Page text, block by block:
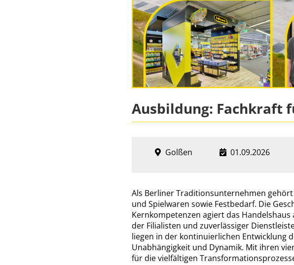
Ausbildung: Fachkraft
Golßen 01.09.2026
Als Berliner Traditionsunternehmen
und Spielwaren sowie Festbedarf. Die
Kernkompetenzen agiert das
der Filialisten und zuverlässiger
liegen in der kontinuierlichen Entwicklung
Unabhängigkeit und Dynamik. Mit ihren
für die vielfältigen